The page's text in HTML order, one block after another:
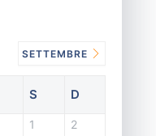
SETTEMBRE
S D
1 2